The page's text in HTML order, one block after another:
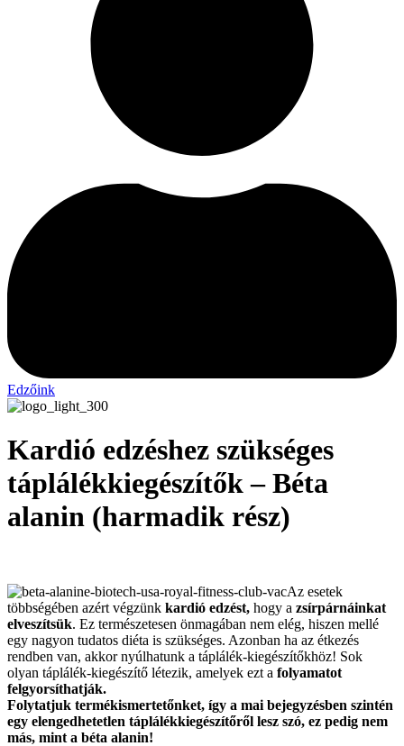
Edzőink
Kardió edzéshez szükséges
táplálékkiegészítők – Béta
alanin (harmadik rész)
Az esetek
többségében azért végzünk kardió edzést, hogy a zsírpárnáinkat
elveszítsük. Ez természetesen önmagában nem elég, hiszen mellé
egy nagyon tudatos diéta is szükséges. Azonban ha az étkezés
rendben van, akkor nyúlhatunk a táplálék-kiegészítőkhöz! Sok
olyan táplálék-kiegészítő létezik, amelyek ezt a folyamatot
felgyorsíthatják.
Folytatjuk termékismertetőnket, így a mai bejegyzésben szintén
egy elengedhetetlen táplálékkiegészítőről lesz szó, ez pedig nem
más, mint a béta alanin!